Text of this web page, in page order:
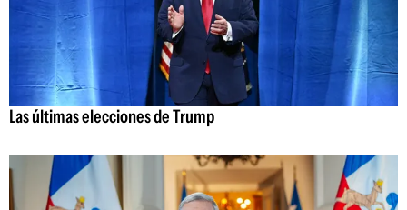
Las últimas elecciones de Trump